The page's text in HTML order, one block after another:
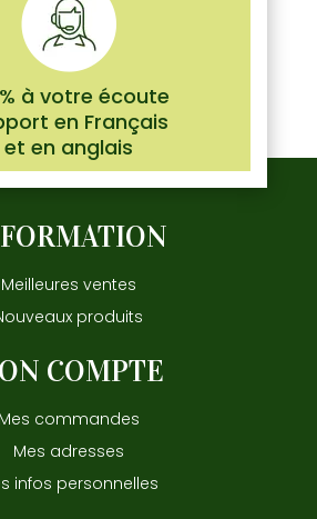
à votre écoute
en Français
et en anglais
Meilleures ventes
produits
COMPTE
Mes commandes
Mes adresses
infos personnelles